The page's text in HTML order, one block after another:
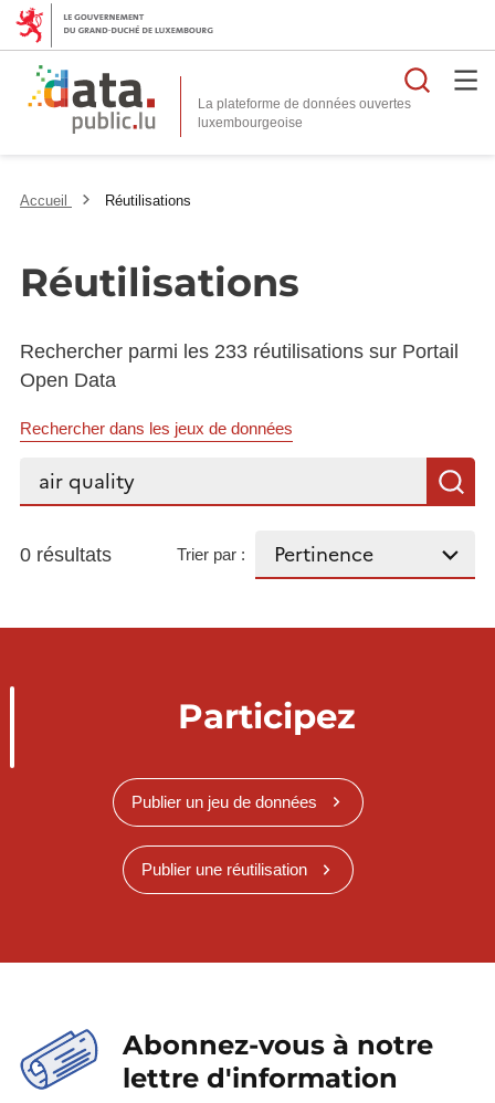
La plateforme de données ouvertes
Accueil Réutilisations
Réutilisations
Rechercher parmi les 233 réutilisations sur Portail
Open Data
Rechercher dans les jeux de données
Rechercher...
0 résultats Trier par :
Participez
Publier un jeu de données
Publier une réutilisation
Abonnez-vous à notre
lettre d'information